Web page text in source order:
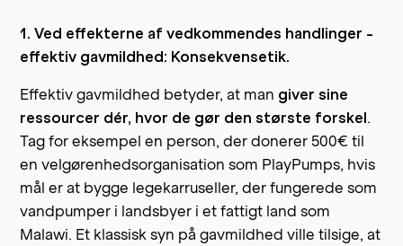
1. Ved effekterne af vedkommendes handlinger -
effektiv gavmildhed: Konsekvensetik.
Effektiv gavmildhed betyder, at man giver sine
ressourcer dér, hvor de gør den største forskel.
Tag for eksempel en person, der donerer 500€ til
en velgørenhedsorganisation som PlayPumps, hvis
mål er at bygge legekarruseller, der fungerede som
vandpumper i landsbyer i et fattigt land som
Malawi. Et klassisk syn på gavmildhed ville tilsige, at